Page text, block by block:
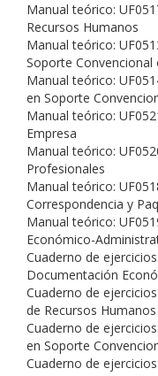
Manual teórico:
Recursos Humanos
Manual teórico:
Soporte
Manual teórico:
en Soporte
Manual teórico:
Empresa
Manual teórico:
Profesionales
Manual teórico:
Correspondencia y
Manual teórico:
Económico-
Cuaderno de
Documentación
Cuaderno de
de Recursos Humanos
Cuaderno de
en Soporte
Cuaderno de